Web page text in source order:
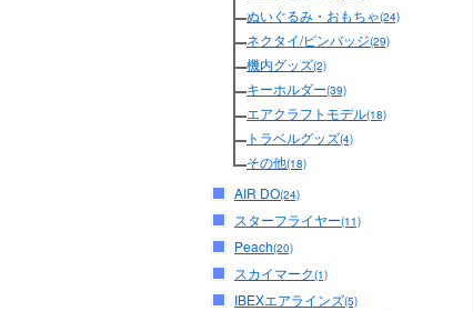
ぬいぐるみ・おもちゃ(24)
ネクタイ/ピンバッジ(29)
機内グッズ(2)
キーホルダー(39)
エアクラフトモデル(18)
トラベルグッズ(4)
その他(18)
AIR DO(24)
スターフライヤー(11)
Peach(20)
スカイマーク(1)
IBEXエアラインズ(5)